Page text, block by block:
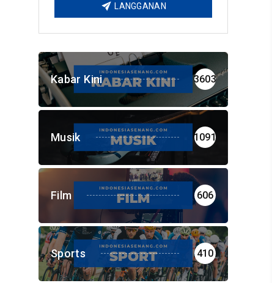
LANGGANAN
Kabar Kini 3603
Musik 1091
Film 606
Sports 410